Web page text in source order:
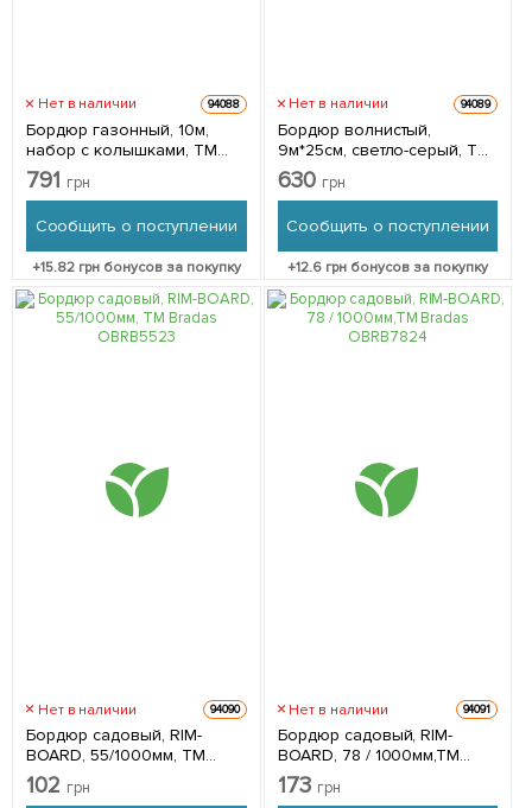
Нет в наличии 94088
Бордюр газонный, 10м,
набор с колышками, ТМ
Bradas OBEB3810SET
791 грн
Сообщить о поступлении
+15.82грн бонусов за покупку
Нет в наличии 94089
Бордюр волнистый,
9м*25см, светло-серый, ТМ
Bradas OBFLGY 0925
630 грн
Сообщить о поступлении
+12.6 грн бонусов за покупку
Нет в наличии 94090
Бордюр садовый, RIM-
BOARD, 55/1000мм, ТМ
Bradas OBRB55
102 грн
Нет в наличии 94091
Бордюр садовый, RIM-
BOARD, 78 / 1000мм,ТМ
Bradas OBRB78
173 грн